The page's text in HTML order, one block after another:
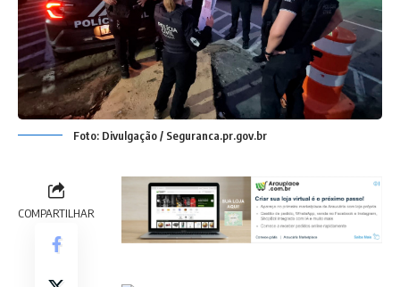
Foto: Divulgação / Seguranca.pr.gov.br
COMPARTILHAR